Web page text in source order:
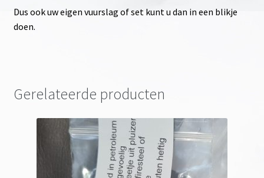
Dus ook uw eigen vuurslag of set kunt u dan in een blikje
doen.
Gerelateerde producten